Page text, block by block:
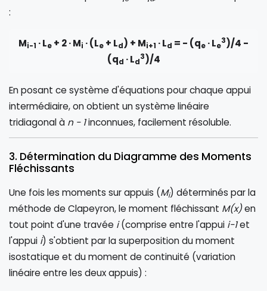
:
Mi-1 · Le + 2 · Mi · (Le + Ld) + Mi+1 · Ld = - (qe · Le
3)/4 -
(qd · Ld
3)/4
En posant ce système d'équations pour chaque appui
intermédiaire, on obtient un système linéaire
tridiagonal à n - 1inconnues, facilement résoluble.
3. Détermination du Diagramme des Moments
Fléchissants
Une fois les moments sur appuis (Mi) déterminés par la
méthode de Clapeyron, le moment fléchissant M(x)en
tout point d'une travée i(comprise entre l'appui i-1et
l'appui i) s'obtient par la superposition du moment
isostatique et du moment de continuité (variation
linéaire entre les deux appuis) :